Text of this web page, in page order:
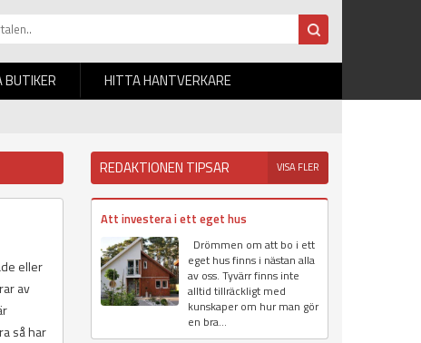
HITTA HANTVERKARE
eller
av
så har
REDAKTIONEN TIPSAR VISA FLER
Att investera i ett eget hus
Drömmen om att bo i ett
eget hus finns i nästan alla
av oss. Tyvärr finns inte
alltid tillräckligt med
kunskaper om hur man gör
en bra...